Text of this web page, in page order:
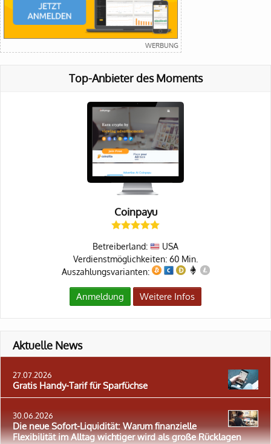
Top-Anbieter des Moments
Coinpayu
Betreiberland:
USA
Verdienstmöglichkeiten: 60 Min.
Auszahlungsvarianten:
Anmeldung Weitere Infos
Aktuelle News
27.07.2026
Gratis Handy-Tarif für Sparfüchse
30.06.2026
Die neue Sofort-Liquidität: Warum finanzielle
Flexibilität im Alltag wichtiger wird als große Rücklagen